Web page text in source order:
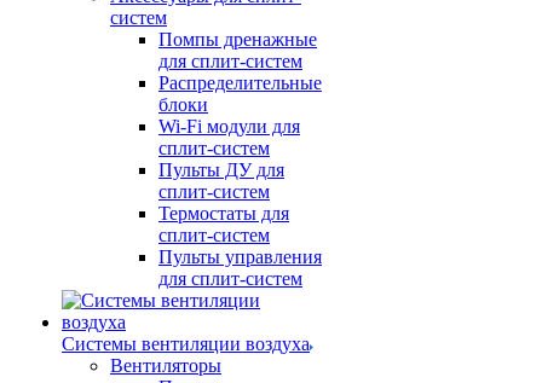
систем
Помпы дренажные
для сплит-систем
Распределительные
блоки
Wi-Fi модули для
сплит-систем
Пульты ДУ для
сплит-систем
Термостаты для
сплит-систем
Пульты управления
для сплит-систем
Системы вентиляции воздуха
Вентиляторы